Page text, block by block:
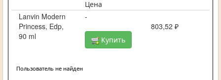
Цена
Lanvin Modern
Princess, Edp,
90 ml
-
803,52 ₽
Купить
Пользователь не найден